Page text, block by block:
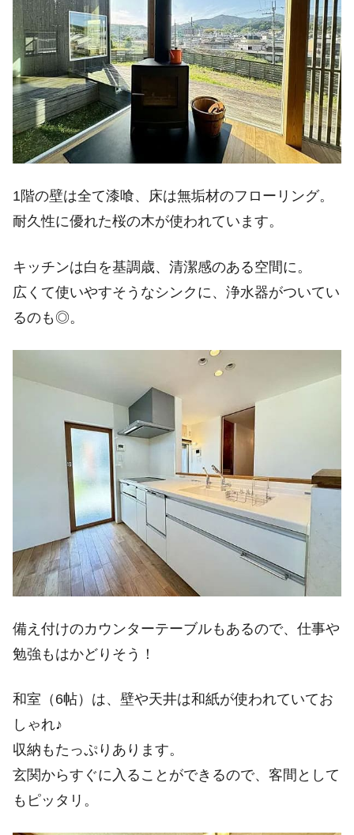
1階の壁は全て漆喰、床は無垢材のフローリング。
耐久性に優れた桜の木が使われています。
キッチンは白を基調歳、清潔感のある空間に。
広くて使いやすそうなシンクに、浄水器がついてい
るのも◎。
備え付けのカウンターテーブルもあるので、仕事や
勉強もはかどりそう！
和室（6帖）は、壁や天井は和紙が使われていてお
しゃれ♪
収納もたっぷりあります。
玄関からすぐに入ることができるので、客間として
もピッタリ。